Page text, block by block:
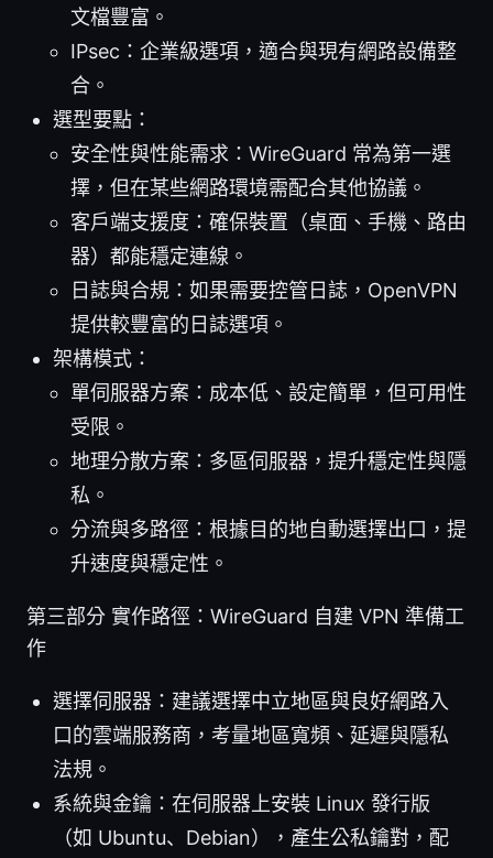
文檔豐富。
IPsec：企業級選項，適合與現有網路設備整
合。
選型要點：
安全性與性能需求：WireGuard 常為第一選
擇，但在某些網路環境需配合其他協議。
客戶端支援度：確保裝置（桌面、手機、路由
器）都能穩定連線。
日誌與合規：如果需要控管日誌，OpenVPN
提供較豐富的日誌選項。
架構模式：
單伺服器方案：成本低、設定簡單，但可用性
受限。
地理分散方案：多區伺服器，提升穩定性與隱
私。
分流與多路徑：根據目的地自動選擇出口，提
升速度與穩定性。
第三部分 實作路徑：WireGuard 自建 VPN 準備工
作
選擇伺服器：建議選擇中立地區與良好網路入
口的雲端服務商，考量地區寬頻、延遲與隱私
法規。
系統與金鑰：在伺服器上安裝 Linux 發行版
（如 Ubuntu、Debian），產生公私鑰對，配